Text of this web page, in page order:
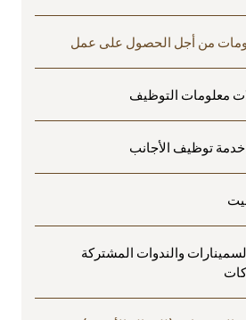
من أجل الحصول على عمل
معلومات التوظيف
توظيف الأجانب
والندوات المشتركة